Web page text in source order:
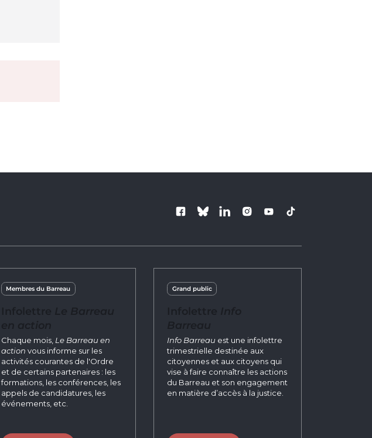
Membres du Barreau
Chaque mois, Le Barreau en
action vous informe sur les
activités courantes de l'Ordre
et de certains partenaires : les
formations, les conférences, les
appels de candidatures, les
événements, etc.
Grand public
Info Barreau est une infolettre
trimestrielle destinée aux
citoyennes et aux citoyens qui
vise à faire connaître les actions
du Barreau et son engagement
en matière d’accès à la justice.